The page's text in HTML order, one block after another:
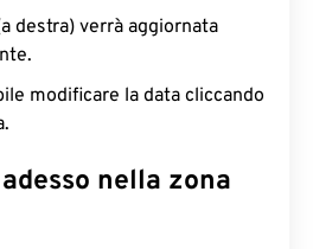
destra) verrà aggiornata
modificare la data cliccando
nella zona